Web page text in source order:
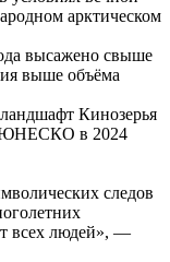
арктическом
высажено свыше
выше объёма
Кинозерья
ЮНЕСКО в 2024
следов
всех людей», —